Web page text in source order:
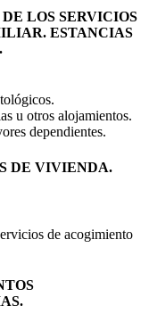
LOS SERVICIOS
ESTANCIAS
u otros alojamientos.
dependientes.
DE VIVIENDA.
de acogimiento